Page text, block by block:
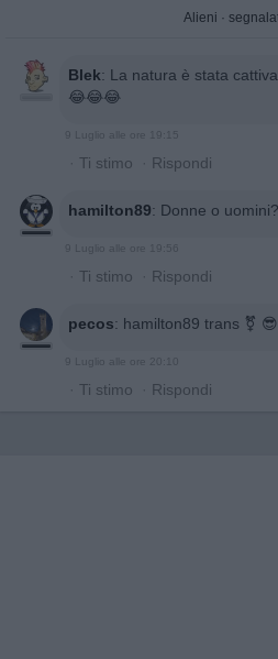
Alieni ·
Blek: La natura è stata
😂😂😂
· Ti stimo · Rispondi
hamilton89: Donne o
· Ti stimo · Rispondi
pecos: hamilton89 trans ⚧️
· Ti stimo · Rispondi